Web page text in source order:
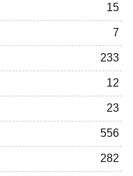
15
7
233
12
23
556
282